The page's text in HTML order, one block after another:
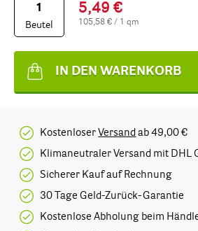
IN DEN WARENKORB
Beutel
5,49 €
105,58 € / 1 qm
KostenloserVersand ab 49,00 €
Klimaneutraler Versand mit DHL
Sicherer Kauf auf Rechnung
30 Tage Geld-Zurück-Garantie
Kostenlose Abholung beim